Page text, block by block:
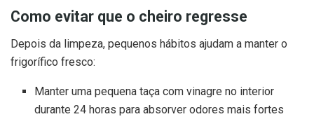
Como evitar que o cheiro regresse
Depois da limpeza, pequenos hábitos ajudam a manter o
frigorífico fresco:
Manter uma pequena taça com vinagre no interior
durante 24 horas para absorver odores mais fortes